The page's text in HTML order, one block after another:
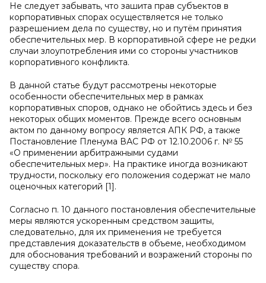
Не следует забывать, что зашита прав субъектов в
корпоративных спорах осуществляется не только
разрешением дела по существу, но и путём принятия
обеспечительных мер. В корпоративной сфере не редки
случаи злоупотребления ими со стороны участников
корпоративного конфликта.
В данной статье будут рассмотрены некоторые
особенности обеспечительных мер в рамках
корпоративных споров, однако не обойтись здесь и без
некоторых общих моментов. Прежде всего основным
актом по данному вопросу является АПК РФ, а также
Постановление Пленума ВАС РФ от 12.10.2006 г. № 55
«О применении арбитражными судами
обеспечительных мер». На практике иногда возникают
трудности, поскольку его положения содержат не мало
оценочных категорий [1].
Согласно п. 10 данного постановления обеспечительные
меры являются ускоренным средством защиты,
следовательно, для их применения не требуется
представления доказательств в объеме, необходимом
для обоснования требований и возражений стороны по
существу спора.